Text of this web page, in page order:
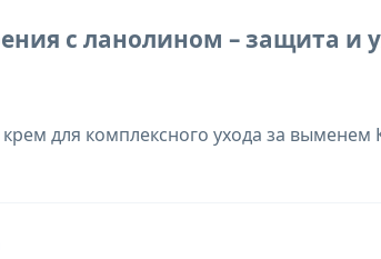
с ланолином – защита и
для комплексного ухода за